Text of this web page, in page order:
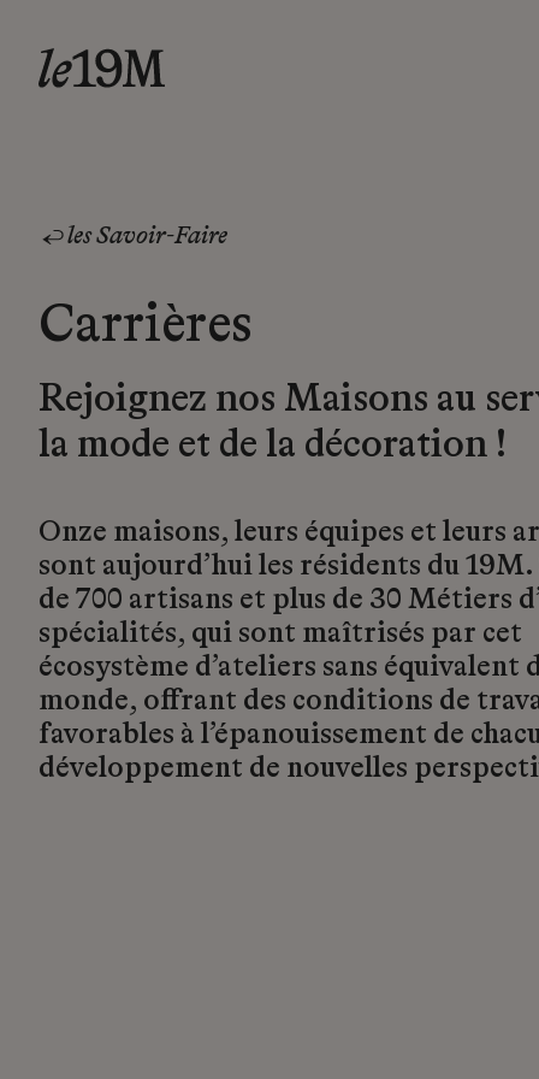
les Savoir-Faire
Carrières
Rejoignez nos Maisons au
la mode et de la décoration !
Onze maisons, leurs équipes et leurs
sont aujourd’hui les résidents du
de 700 artisans et plus de 30 Métiers
spécialités, qui sont maîtrisés par cet
écosystème d’ateliers sans équivalent
monde, offrant des conditions de
favorables à l’épanouissement de
développement de nouvelles